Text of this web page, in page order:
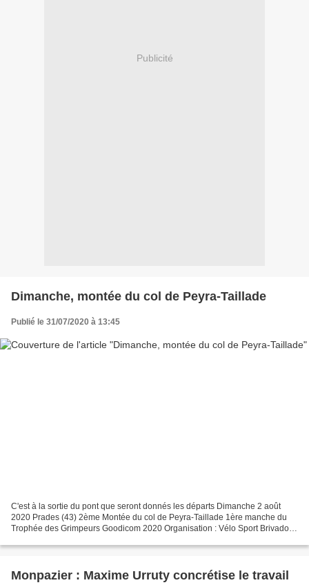
Publicité
Dimanche, montée du col de Peyra-Taillade
Publié le 31/07/2020 à 13:45
C'est à la sortie du pont que seront donnés les départs Dimanche 2 août
2020 Prades (43) 2ème Montée du col de Peyra-Taillade 1ère manche du
Trophée des Grimpeurs Goodicom 2020 Organisation : Vélo Sport Brivadois
Monpazier : Maxime Urruty concrétise le travail